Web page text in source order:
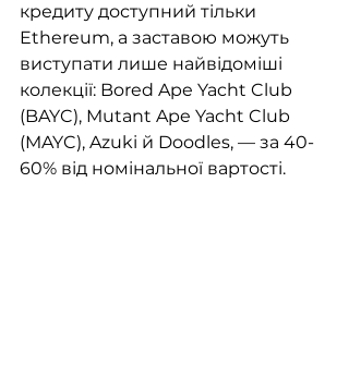
кредиту доступний тільки
Ethereum, а заставою можуть
виступати лише найвідоміші
колекції: Bored Ape Yacht Club
(BAYC), Mutant Ape Yacht Club
(MAYC), Azuki й Doodles, — за 40-
60% від номінальної вартості.